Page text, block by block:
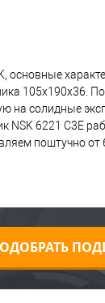
105x190x36.
на солидные
6221 C3E
поштучно